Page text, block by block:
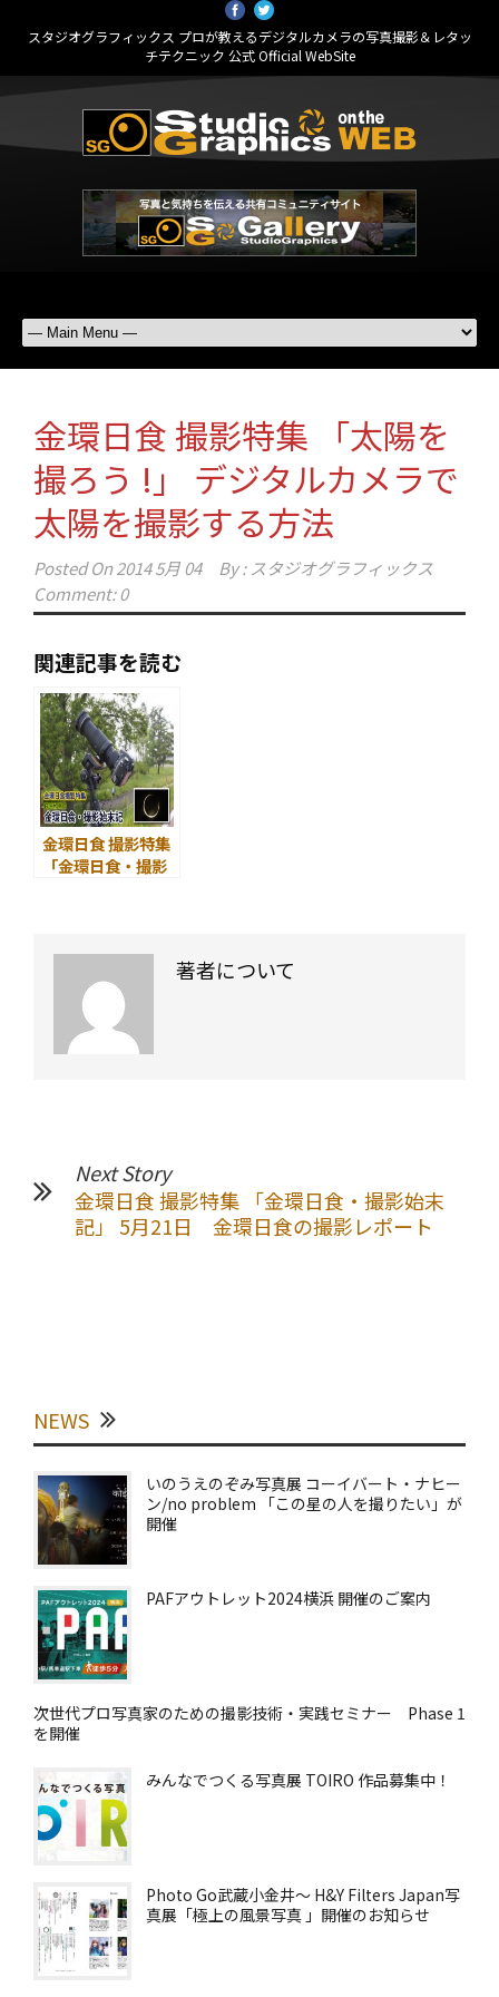
スタジオグラフィックス プロが教えるデジタルカメラの写真撮影＆レタッ
チテクニック 公式 Official WebSite
金環日食 撮影特集 「太陽を
撮ろう !」 デジタルカメラで
太陽を撮影する方法
Posted On2014 5月 04 By : スタジオグラフィックス
Comment: 0
関連記事を読む
金環日食 撮影特集
「金環日食・撮影
著者について
Next Story
金環日食 撮影特集 「金環日食・撮影始末
記」 5月21日 金環日食の撮影レポート
NEWS
いのうえのぞみ写真展 コーイバート・ナヒー
ン/no problem 「この星の人を撮りたい」が
開催
PAFアウトレット2024横浜 開催のご案内
次世代プロ写真家のための撮影技術・実践セミナー Phase 1
を開催
みんなでつくる写真展 TOIRO 作品募集中！
Photo Go武蔵小金井～ H&Y Filters Japan写
真展「極上の風景写真 」開催のお知らせ